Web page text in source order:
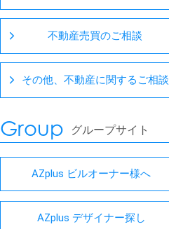
不動産売買のご相談
その他、不動産に関するご相談
Group グループサイト
AZplus ビルオーナー様へ
AZplus デザイナー探し